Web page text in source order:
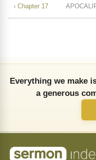
‹ Chapter 17
Everything we make
a generous